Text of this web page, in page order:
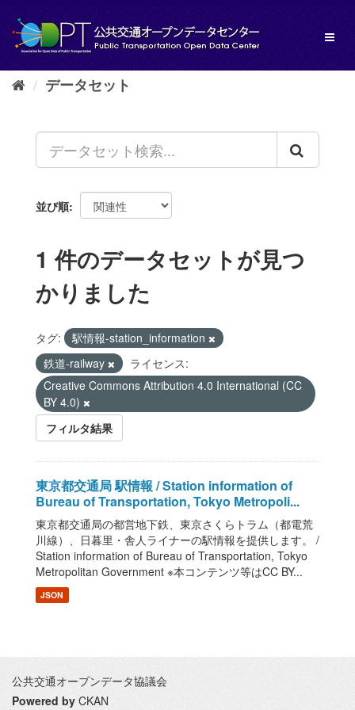
し
データセット
並び順
1 件のデータセットが見つ
かりました
タグ:
駅情報-station_information
鉄道-railway
ライセンス:
Creative Commons Attribution 4.0 International (CC
BY 4.0)
フィルタ結果
東京都交通局 駅情報 / Station information of
Bureau of Transportation, Tokyo Metropoli...
東京都交通局の都営地下鉄、東京さくらトラム（都電荒
川線）、日暮里・舎人ライナーの駅情報を提供します。 /
Station information of Bureau of Transportation, Tokyo
Metropolitan Government ※本コンテンツ等はCC BY...
JSON
公共交通オープンデータ協議会
Powered by CKAN